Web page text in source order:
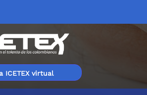
ICETEX virtual